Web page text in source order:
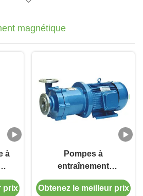
magnétique
à
prix
Pompes à
entraînement
magnétique en acier
inoxydable résistant à
Obtenez le meilleur prix